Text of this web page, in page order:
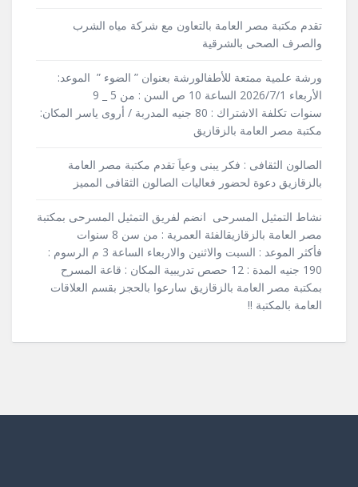
تقدم مكتبة مصر العامة بالتعاون مع شركة مياه الشرب
والصرف الصحى بالشرقية
ورشة علمية ممتعة للأطفالورشة بعنوان ” الضوء ” الموعد:
الأربعاء 2026/7/1 الساعة 10 ص السن : من 5 _ 9
سنوات تكلفة الاشتراك : 80 جنيه المدربة / أروى ياسر المكان:
مكتبة مصر العامة بالزقازيق
الصالون الثقافى : فكر يبنى وعياَ تقدم مكتبة مصر العامة
بالزقازيق دعوة لحضور فعاليات الصالون الثقافى المميز
نشاط التمثيل المسرحى انضم لفريق التمثيل المسرحى بمكتبة
مصر العامة بالزقازيقالفئة العمرية : من سن 8 سنوات
فأكثر الموعد : السبت والاثنين والاربعاء الساعة 3 م الرسوم :
190 جنيه المدة : 12 حصص تدريبية المكان : قاعة المسرح
بمكتبة مصر العامة بالزقازيق سارعوا بالحجز بقسم العلاقات
العامة بالمكتبة !!